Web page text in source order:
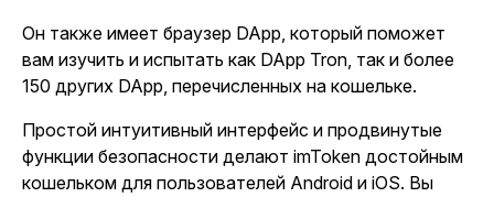
Он также имеет браузер DApp, который поможет
вам изучить и испытать как DApp Tron, так и более
150 других DApp, перечисленных на кошельке.
Простой интуитивный интерфейс и продвинутые
функции безопасности делают imToken достойным
кошельком для пользователей Android и iOS. Вы